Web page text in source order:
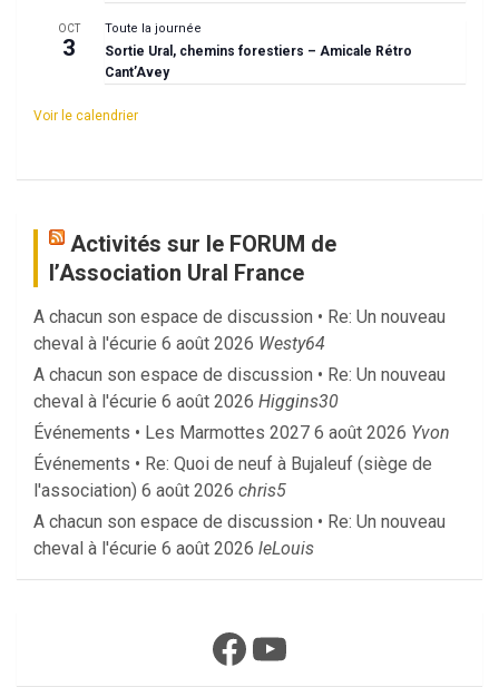
OCT
3
Toute la journée
Sortie Ural, chemins forestiers – Amicale Rétro
Cant’Avey
Voir le calendrier
Activités sur le FORUM de
l’Association Ural France
A chacun son espace de discussion • Re: Un nouveau
cheval à l'écurie 6 août 2026 Westy64
A chacun son espace de discussion • Re: Un nouveau
cheval à l'écurie 6 août 2026 Higgins30
Événements • Les Marmottes 2027 6 août 2026 Yvon
Événements • Re: Quoi de neuf à Bujaleuf (siège de
l'association) 6 août 2026 chris5
A chacun son espace de discussion • Re: Un nouveau
cheval à l'écurie 6 août 2026 leLouis
Facebook
YouTube